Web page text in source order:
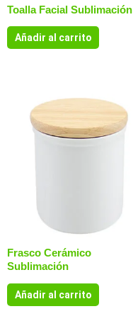
Toalla Facial Sublimación
Añadir al carrito
Frasco Cerámico
Sublimación
Añadir al carrito